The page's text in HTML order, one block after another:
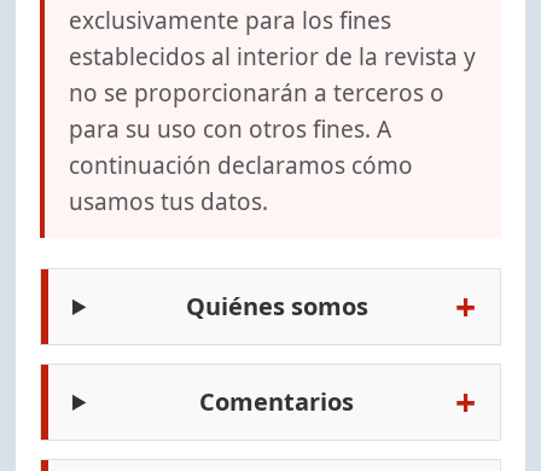
exclusivamente para los fines
establecidos al interior de la revista y
no se proporcionarán a terceros o
para su uso con otros fines. A
continuación declaramos cómo
usamos tus datos.
Quiénes somos +
Comentarios +